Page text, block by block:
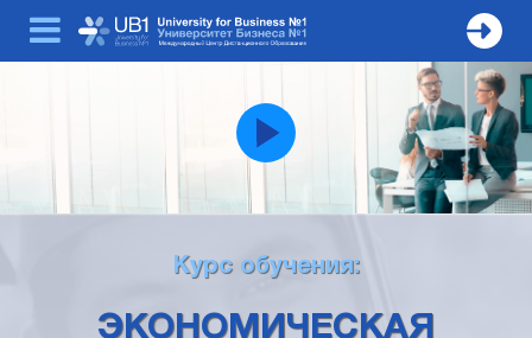
Курс обучения:
ЭКОНОМИЧЕСКАЯ